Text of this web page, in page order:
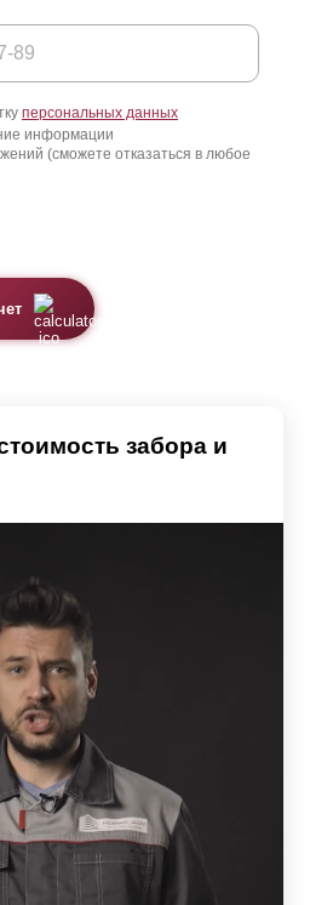
персональных данных
информации
(сможете отказаться в любое
забора и